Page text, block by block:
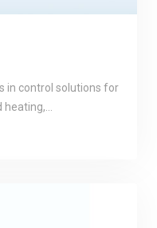
in control solutions for